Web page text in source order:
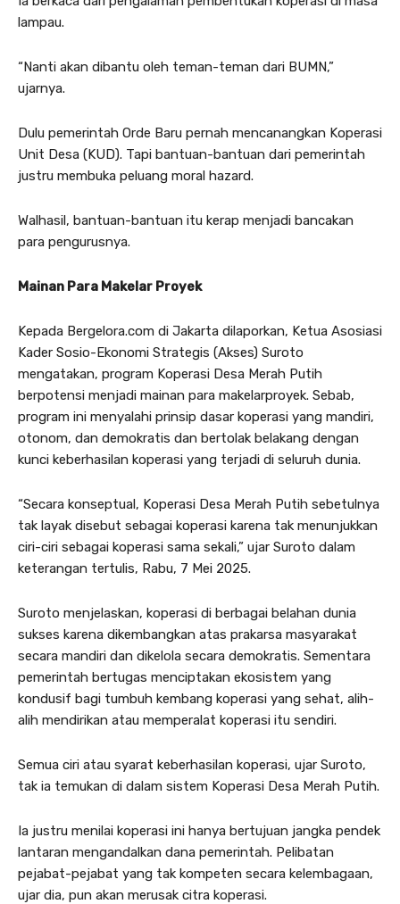
lampau.
“Nanti akan dibantu oleh teman-teman dari BUMN,”
ujarnya.
Dulu pemerintah Orde Baru pernah mencanangkan Koperasi
Unit Desa (KUD). Tapi bantuan-bantuan dari pemerintah
justru membuka peluang moral hazard.
Walhasil, bantuan-bantuan itu kerap menjadi bancakan
para pengurusnya.
Mainan Para Makelar Proyek
Kepada Bergelora.com di Jakarta dilaporkan, Ketua Asosiasi
Kader Sosio-Ekonomi Strategis (Akses) Suroto
mengatakan, program Koperasi Desa Merah Putih
berpotensi menjadi mainan para makelarproyek. Sebab,
program ini menyalahi prinsip dasar koperasi yang mandiri,
otonom, dan demokratis dan bertolak belakang dengan
kunci keberhasilan koperasi yang terjadi di seluruh dunia.
“Secara konseptual, Koperasi Desa Merah Putih sebetulnya
tak layak disebut sebagai koperasi karena tak menunjukkan
ciri-ciri sebagai koperasi sama sekali,” ujar Suroto dalam
keterangan tertulis, Rabu, 7 Mei 2025.
Suroto menjelaskan, koperasi di berbagai belahan dunia
sukses karena dikembangkan atas prakarsa masyarakat
secara mandiri dan dikelola secara demokratis. Sementara
pemerintah bertugas menciptakan ekosistem yang
kondusif bagi tumbuh kembang koperasi yang sehat, alih-
alih mendirikan atau memperalat koperasi itu sendiri.
Semua ciri atau syarat keberhasilan koperasi, ujar Suroto,
tak ia temukan di dalam sistem Koperasi Desa Merah Putih.
Ia justru menilai koperasi ini hanya bertujuan jangka pendek
lantaran mengandalkan dana pemerintah. Pelibatan
pejabat-pejabat yang tak kompeten secara kelembagaan,
ujar dia, pun akan merusak citra koperasi.